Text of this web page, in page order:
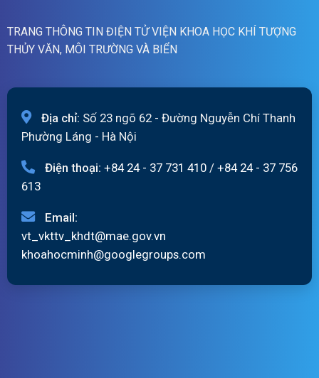
TRANG THÔNG TIN ĐIỆN TỬ VIỆN KHOA HỌC KHÍ TƯỢNG
THỦY VĂN, MÔI TRƯỜNG VÀ BIỂN
Địa chỉ: Số 23 ngõ 62 - Đường Nguyễn Chí Thanh
Phường Láng - Hà Nội
Điện thoại: +84 24 - 37 731 410 / +84 24 - 37 756
613
Email:
vt_vkttv_khdt@mae.gov.vn
khoahocminh@googlegroups.com